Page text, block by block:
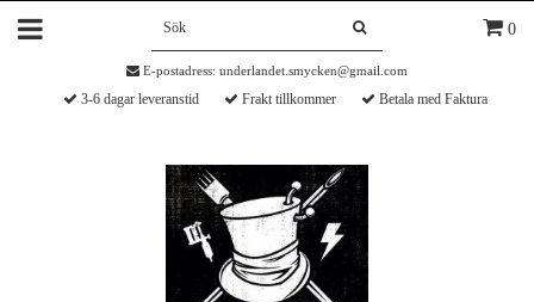
0
E-postadress: underlandet.smycken@gmail.com
3-6 dagar leveranstid Frakt tillkommer Betala med Faktura